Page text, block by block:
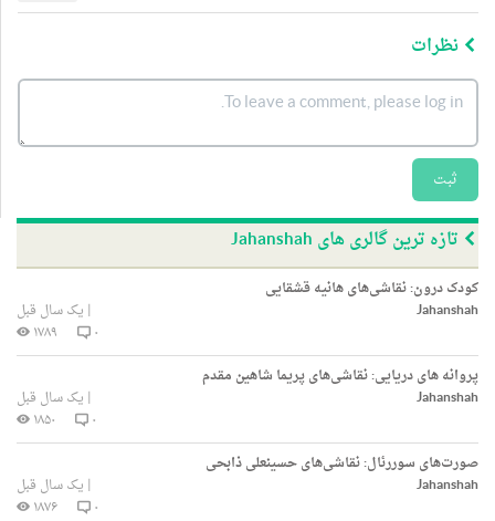
نظرات
ثبت
تازه ترین گالری های Jahanshah
کودک درون: نقاشی‌های هانیه قشقایی
Jahanshah
| یک سال قبل
۰
۱۷۸۹
پروانه های دریایی: نقاشی‌های پریما شاهین مقدم
Jahanshah
| یک سال قبل
۰
۱۸۵۰
صورت‌های سوررئال: نقاشی‌های حسینعلی ذابحی
Jahanshah
| یک سال قبل
۰
۱۸۷۶